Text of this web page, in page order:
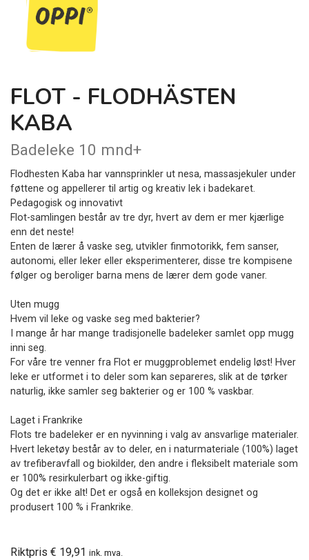
FLOT - FLODHÄSTEN
KABA
Badeleke 10 mnd+
Flodhesten Kaba har vannsprinkler ut nesa, massasjekuler under
føttene og appellerer til artig og kreativ lek i badekaret.
Pedagogisk og innovativt
Flot-samlingen består av tre dyr, hvert av dem er mer kjærlige
enn det neste!
Enten de lærer å vaske seg, utvikler finmotorikk, fem sanser,
autonomi, eller leker eller eksperimenterer, disse tre kompisene
følger og beroliger barna mens de lærer dem gode vaner.
Uten mugg
Hvem vil leke og vaske seg med bakterier?
I mange år har mange tradisjonelle badeleker samlet opp mugg
inni seg.
For våre tre venner fra Flot er muggproblemet endelig løst! Hver
leke er utformet i to deler som kan separeres, slik at de tørker
naturlig, ikke samler seg bakterier og er 100 % vaskbar.
Laget i Frankrike
Flots tre badeleker er en nyvinning i valg av ansvarlige materialer.
Hvert leketøy består av to deler, en i naturmateriale (100%) laget
av trefiberavfall og biokilder, den andre i fleksibelt materiale som
er 100% resirkulerbart og ikke-giftig.
Og det er ikke alt! Det er også en kolleksjon designet og
produsert 100 % i Frankrike.
Riktpris € 19,91 ink. mva.